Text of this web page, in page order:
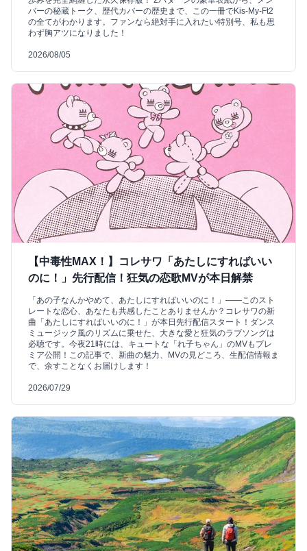
バーの秘蔵トーク、歴代カバーの歴史まで、この一冊でKis-My-Ft2
の全てがわかります。ファンなら絶対手に入れたい特別号、私も思
わず胸アツになりました！
2026/08/05
【中毒性MAX！】コレサワ「あたしにすればいい
のに！」先行配信！狂気の恋歌MVが本日解禁
「あの子なんかやめて、あたしにすればいいのに！」――このスト
レートな恋心、あなたも共感したことありませんか？コレサワの新
曲「あたしにすればいいのに！」が本日先行配信スタート！ダンス
ミュージック風のリズムに乗せた、大きな愛と狂気のラブソングは
必聴です。今夜21時には、キュートな「れ子ちゃん」のMVもプレ
ミア公開！この記事で、新曲の魅力、MVの見どころ、生配信情報ま
で、余すことなくお届けします！
2026/07/29